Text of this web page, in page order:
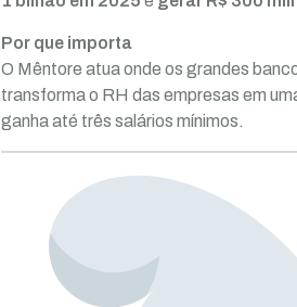
Por que importa
O Mêntore atua onde os grandes
transforma o RH das empresas em
ganha até três salários mínimos.